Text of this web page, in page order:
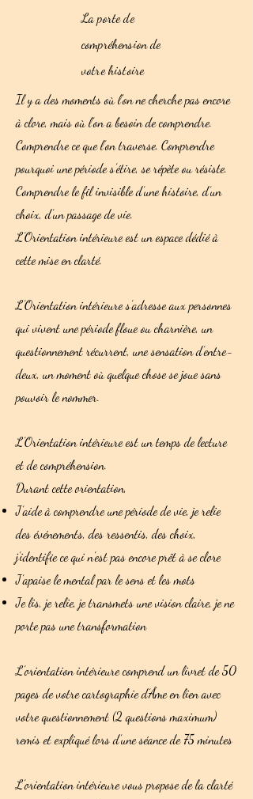
La porte de
compréhension de
votre histoire
Il y a des moments où l’on ne cherche pas encore
à clore, mais où l’on a besoin de comprendre.
Comprendre ce que l’on traverse. Comprendre
pourquoi une période s’étire, se répète ou résiste.
Comprendre le fil invisible d’une histoire, d’un
choix, d’un passage de vie.
L’Orientation intérieure est un espace dédié à
cette mise en clarté.
L’Orientation intérieure s’adresse aux personnes
qui vivent une période floue ou charnière, un
questionnement récurrent, une sensation d’entre-
deux, un moment où quelque chose se joue sans
pouvoir le nommer.
L’Orientation intérieure est un temps de lecture
et de compréhension.
Durant cette orientation,
J’aide à comprendre une période de vie, je relie
des événements, des ressentis, des choix,
j’identifie ce qui n’est pas encore prêt à se clore
J’apaise le mental par le sens et les mots
Je lis, je relie, je transmets une vision claire, je ne
porte pas une transformation
L’orientation intérieure comprend un livret de 50
pages de votre cartographie d’Âme en lien avec
votre questionnement (2 questions maximum)
remis et expliqué lors d’une séance de 75 minutes
L’orientation intérieure vous propose de la clarté